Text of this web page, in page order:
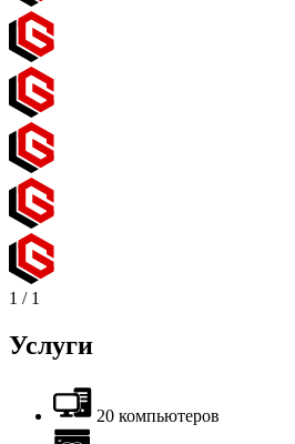
1 / 1
Услуги
20 компьютеров